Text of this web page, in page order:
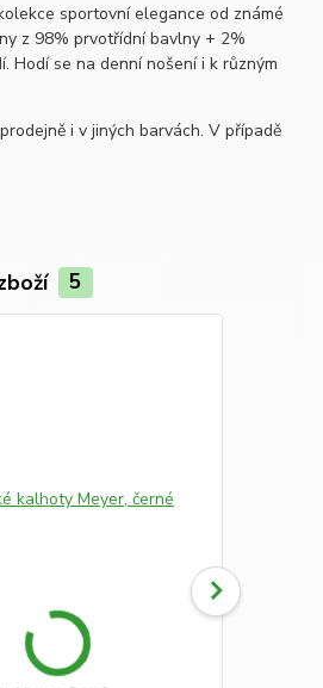
sportovní elegance od známé
z 98% prvotřídní bavlny + 2%
Hodí se na denní nošení i k různým
i v jiných barvách. V případě
5